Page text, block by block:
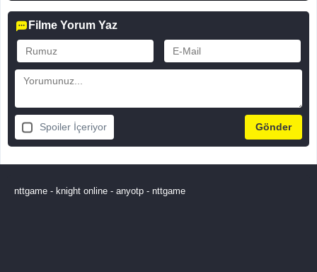
Filme Yorum Yaz
Spoiler İçeriyor
nttgame - knight online - anyotp - nttgame